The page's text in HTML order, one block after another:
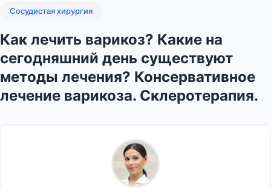
Сосудистая хирургия
Как лечить варикоз? Какие на
сегодняшний день существуют
методы лечения? Консервативное
лечение варикоза. Склеротерапия.